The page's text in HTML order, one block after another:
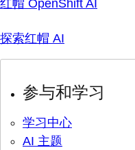
红帽 OpenShift AI
探索红帽 AI
参与和学习
学习中心
AI 主题